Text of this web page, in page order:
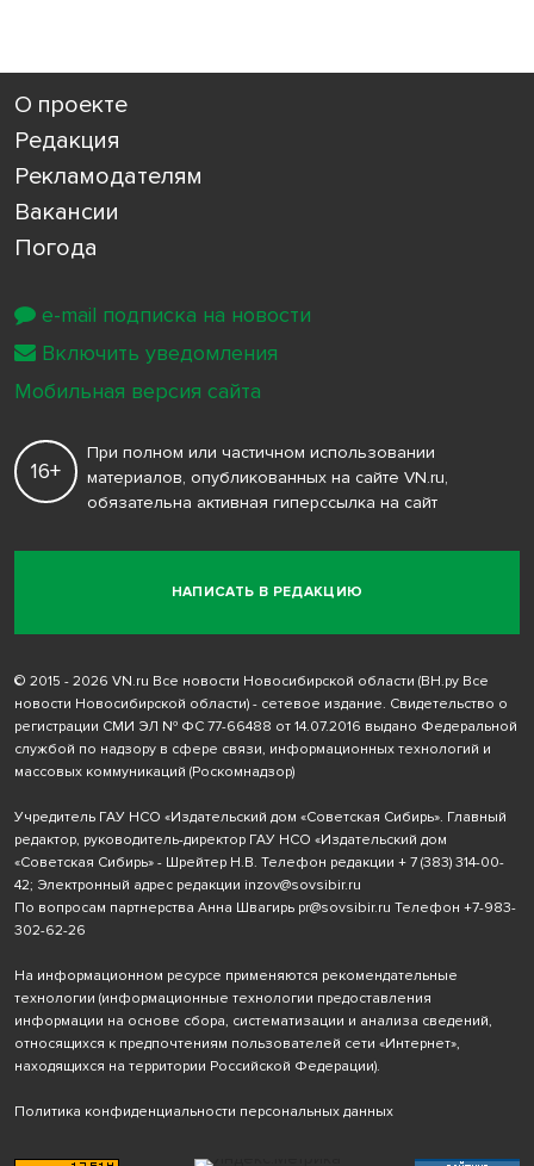
О проекте
Редакция
Рекламодателям
Вакансии
Погода
НАПИСАТЬ В РЕДАКЦИЮ
16+
При полном или частичном использовании
материалов, опубликованных на сайте VN.ru,
обязательна активная гиперссылка на сайт
© 2015 - 2026 VN.ru Все новости Новосибирской области (ВН.ру Все
новости Новосибирской области) - сетевое издание. Свидетельство о
регистрации СМИ ЭЛ № ФС 77-66488 от 14.07.2016 выдано Федеральной
службой по надзору в сфере связи, информационных технологий и
массовых коммуникаций (Роскомнадзор)
Учредитель ГАУ НСО «Издательский дом «Советская Сибирь». Главный
редактор, руководитель-директор ГАУ НСО «Издательский дом
«Советская Сибирь» - Шрейтер Н.В. Телефон редакции + 7 (383) 314-00-
42; Электронный адрес редакции inzov@sovsibir.ru
По вопросам партнерства Анна Швагирь pr@sovsibir.ru Телефон +7-983-
302-62-26
На информационном ресурсе применяются рекомендательные
технологии (информационные технологии предоставления
информации на основе сбора, систематизации и анализа сведений,
относящихся к предпочтениям пользователей сети «Интернет»,
находящихся на территории Российской Федерации).
Политика конфиденциальности персональных данных
e-mail подписка на новости
Включить уведомления
Мобильная версия сайта